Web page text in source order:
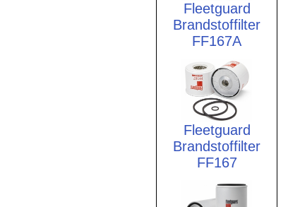
Fleetguard
Brandstoffilter
FF167A
Fleetguard
Brandstoffilter
FF167